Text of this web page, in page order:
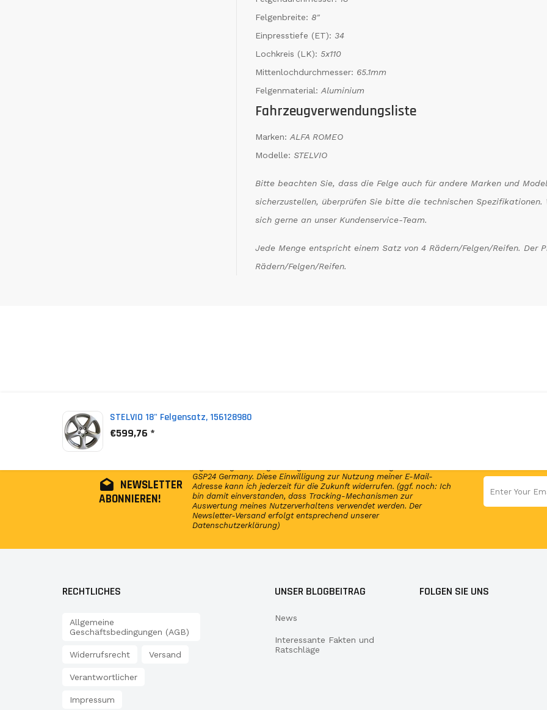
Felgenbreite: 8"
Einpresstiefe (ET): 34
Lochkreis (LK): 5x110
Mittenlochdurchmesser: 65.1mm
Felgenmaterial: Aluminium
Fahrzeugverwendungsliste
Marken: ALFA ROMEO
Modelle: STELVIO
Bitte beachten Sie, dass die Felge auch für andere Marken und
sicherzustellen, überprüfen Sie bitte die technischen Spezifikationen.
sich gerne an unser Kundenservice-Team.
Jede Menge entspricht einem Satz von 4 Rädern/Felgen/Reifen. Der
Rädern/Felgen/Reifen.
STELVIO 18" Felgensatz, 156128980
€599,76 *
NEWSLETTER
ABONNIEREN!
GSP24 Germany. Diese Einwilligung zur Nutzung meiner E-Mail-
Adresse kann ich jederzeit für die Zukunft widerrufen. (ggf. noch: Ich
bin damit einverstanden, dass Tracking-Mechanismen zur
Auswertung meines Nutzerverhaltens verwendet werden. Der
Newsletter-Versand erfolgt entsprechend unserer
Datenschutzerklärung)
RECHTLICHES
Allgemeine
Geschäftsbedingungen (AGB)
Widerrufsrecht Versand
Verantwortlicher
Impressum
UNSER BLOGBEITRAG
News
Interessante Fakten und
Ratschläge
FOLGEN SIE UNS